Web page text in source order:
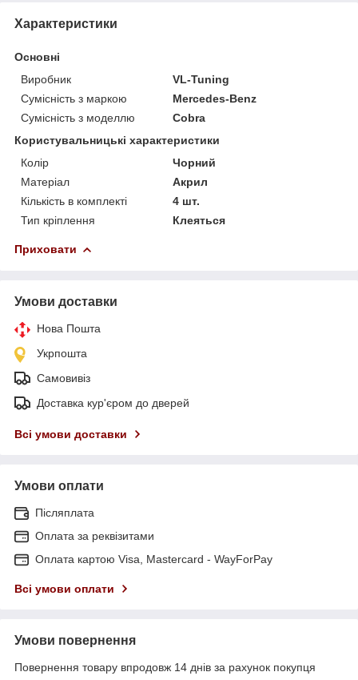
Характеристики
Основні
Виробник
VL-Tuning
Сумісність з маркою
Mercedes-Benz
Сумісність з моделлю
Cobra
Користувальницькі характеристики
Колір
Чорний
Матеріал
Акрил
Кількість в комплекті
4 шт.
Тип кріплення
Клеяться
Приховати
Умови доставки
Нова Пошта
Укрпошта
Самовивіз
Доставка кур'єром до дверей
Всі умови доставки
Умови оплати
Післяплата
Оплата за реквізитами
Оплата картою Visa, Mastercard - WayForPay
Всі умови оплати
Умови повернення
Повернення товару впродовж 14 днів за рахунок покупця